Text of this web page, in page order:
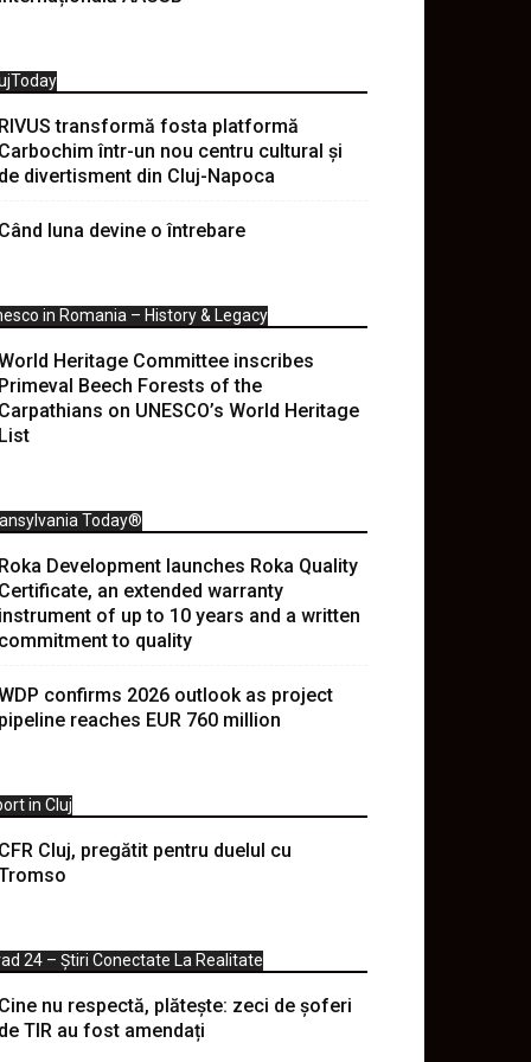
RIVUS transformă fosta platformă
Carbochim într-un nou centru cultural și
de divertisment din Cluj-Napoca
Când luna devine o întrebare
in Romania – History & Legacy
Heritage Committee inscribes
Primeval Beech Forests of the
Carpathians on UNESCO’s World Heritage
List
Today®
Roka Development launches Roka Quality
Certificate, an extended warranty
instrument of up to 10 years and a written
commitment to quality
confirms 2026 outlook as project
pipeline reaches EUR 760 million
in Cluj
CFR Cluj, pregătit pentru duelul cu
24 – Știri Conectate La Realitate
Cine nu respectă, plătește: zeci de șoferi
de TIR au fost amendați